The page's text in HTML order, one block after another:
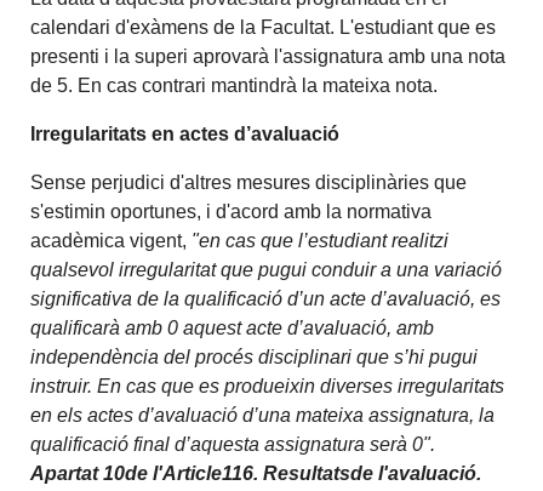
calendari d'exàmens de la Facultat. L'estudiant que es
presenti i la superi aprovarà l'assignatura amb una nota
de 5. En cas contrari mantindrà la mateixa nota.
Irregularitats en actes d’avaluació
Sense perjudici d'altres mesures disciplinàries que
s'estimin oportunes, i d'acord amb la normativa
acadèmica vigent, "en cas que l’estudiant realitzi
qualsevol irregularitat que pugui conduir a una variació
significativa de la qualificació d’un acte d’avaluació, es
qualificarà amb 0 aquest acte d’avaluació, amb
independència del procés disciplinari que s’hi pugui
instruir. En cas que es produeixin diverses irregularitats
en els actes d’avaluació d’una mateixa assignatura, la
qualificació final d’aquesta assignatura serà 0".
Apartat 10de l'Article116. Resultatsde l'avaluació.